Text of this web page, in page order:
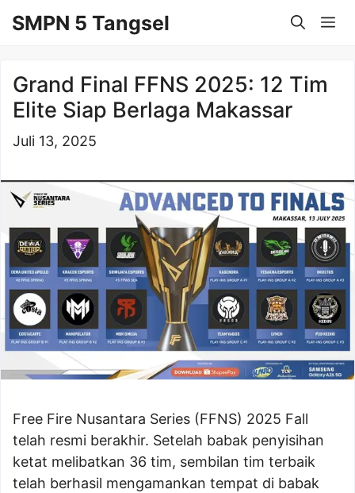
keSMPN 5 Tangsel
Grand Final FFNS 2025: 12 Tim
Elite Siap Berlaga Makassar
Juli 13, 2025
Free Fire Nusantara Series (FFNS) 2025 Fall
telah resmi berakhir. Setelah babak penyisihan
ketat melibatkan 36 tim, sembilan tim terbaik
telah berhasil mengamankan tempat di babak